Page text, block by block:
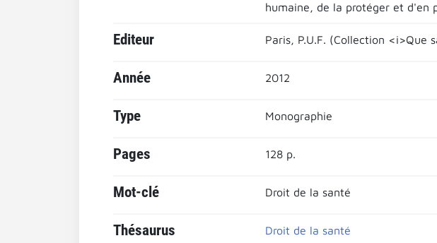
humaine, de la protéger et d'en
Editeur Paris, P.U.F. (Collection <i>Que
Année 2012
Type Monographie
Pages 128 p.
Mot-clé Droit de la santé
Thésaurus Droit de la santé